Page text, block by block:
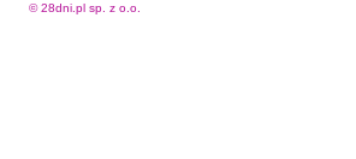
© 28dni.pl sp. z o.o.